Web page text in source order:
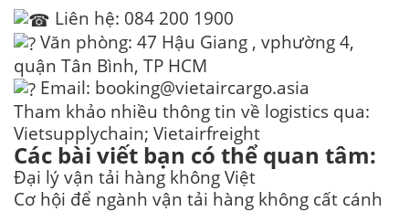
Liên hệ: 084 200 1900
Văn phòng: 47 Hậu Giang , vphường 4,
quận Tân Bình, TP HCM
Email: booking@vietaircargo.asia
Tham khảo nhiều thông tin về logistics qua:
Vietsupplychain; Vietairfreight
Các bài viết bạn có thể quan tâm:
Đại lý vận tải hàng không Việt
Cơ hội để ngành vận tải hàng không cất cánh